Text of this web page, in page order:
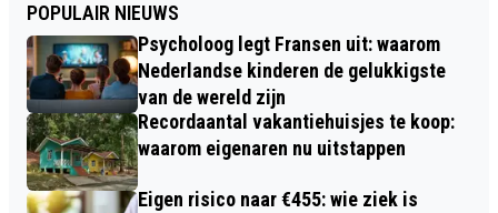
POPULAIR NIEUWS
Psycholoog legt Fransen uit: waarom
Nederlandse kinderen de gelukkigste
van de wereld zijn
Recordaantal vakantiehuisjes te koop:
waarom eigenaren nu uitstappen
Eigen risico naar €455: wie ziek is